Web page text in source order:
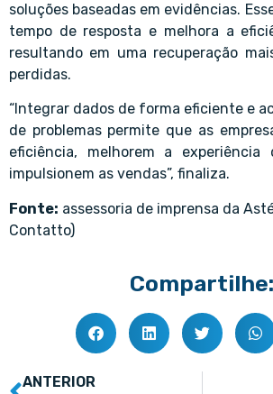
soluções baseadas em evidências.
tempo de resposta e melhora a
resultando em uma recuperação
perdidas.
“Integrar dados de forma eficiente e
de problemas permite que as
eficiência, melhorem a experiência
impulsionem as vendas”, finaliza.
Fonte: assessoria de imprensa da
Contatto)
Compartilhe:
ANTERIOR